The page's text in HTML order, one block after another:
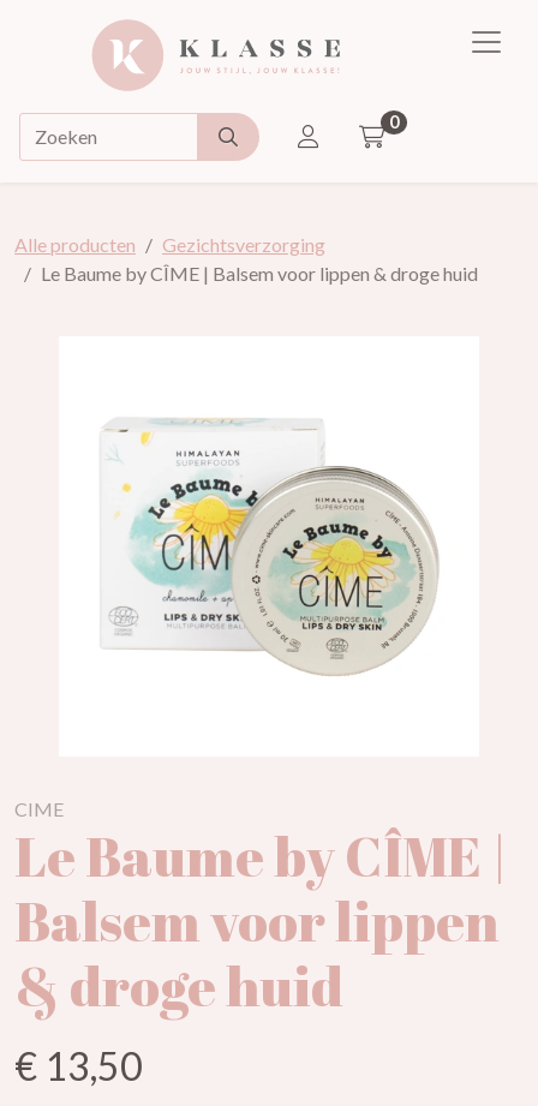
Klasse
Doorzoek de webshop
ACCOUNT
0
Alle producten
Gezichtsverzorging
Le Baume by CÎME | Balsem voor lippen & droge huid
CIME
Le Baume by CÎME |
Balsem voor lippen
& droge huid
€ 13,50